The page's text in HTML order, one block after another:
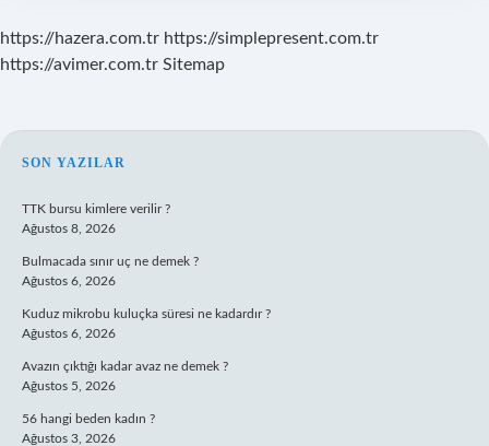
https://hazera.com.tr https://simplepresent.com.tr
https://avimer.com.tr Sitemap
SIDEBAR
SON YAZILAR
TTK bursu kimlere verilir ?
Ağustos 8, 2026
Bulmacada sınır uç ne demek ?
Ağustos 6, 2026
Kuduz mikrobu kuluçka süresi ne kadardır ?
Ağustos 6, 2026
Avazın çıktığı kadar avaz ne demek ?
Ağustos 5, 2026
56 hangi beden kadın ?
Ağustos 3, 2026